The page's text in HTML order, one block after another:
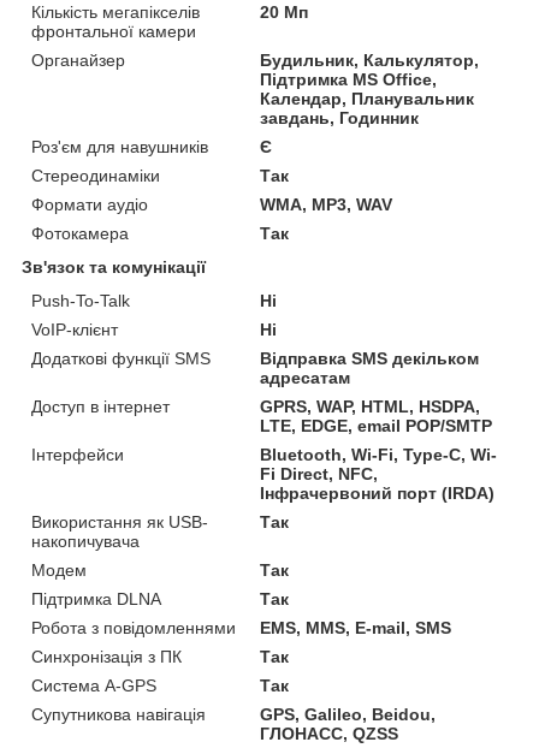
Кількість мегапікселів
фронтальної камери
20 Мп
Органайзер
Будильник, Калькулятор,
Підтримка MS Office,
Календар, Планувальник
завдань, Годинник
Роз'єм для навушників
Є
Стереодинаміки
Так
Формати аудіо
WMA, MP3, WAV
Фотокамера
Так
Зв'язок та комунікації
Push-To-Talk
Ні
VoIP-клієнт
Ні
Додаткові функції SMS
Відправка SMS декільком
адресатам
Доступ в інтернет
GPRS, WAP, HTML, HSDPA,
LTE, EDGE, email POP/SMTP
Інтерфейси
Bluetooth, Wi-Fi, Type-C, Wi-
Fi Direct, NFC,
Інфрачервоний порт (IRDA)
Використання як USB-
накопичувача
Так
Модем
Так
Підтримка DLNA
Так
Робота з повідомленнями
EMS, MMS, E-mail, SMS
Синхронізація з ПК
Так
Система A-GPS
Так
Супутникова навігація
GPS, Galileo, Beidou,
ГЛОНАСС, QZSS